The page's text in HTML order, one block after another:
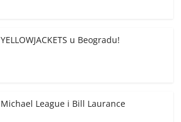
YELLOWJACKETS u Beogradu!
Michael League i Bill Laurance